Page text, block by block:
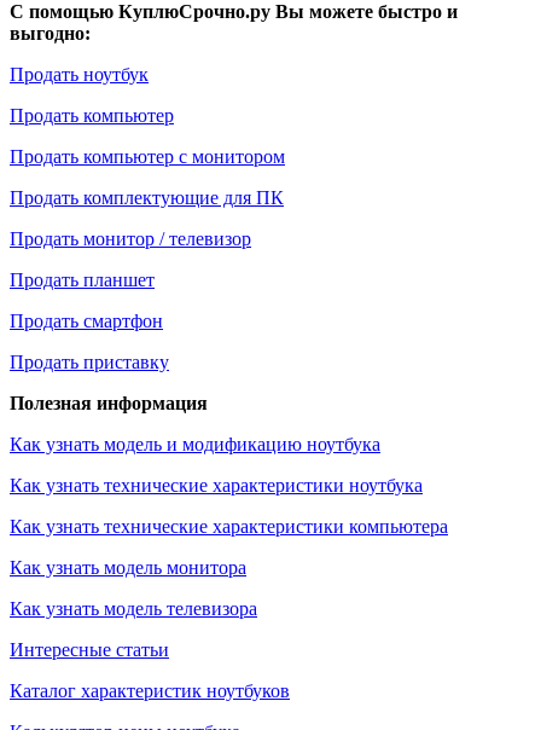
С помощью КуплюСрочно.ру Вы можете быстро и
выгодно:
Продать ноутбук
Продать компьютер
Продать компьютер с монитором
Продать комплектующие для ПК
Продать монитор / телевизор
Продать планшет
Продать смартфон
Продать приставку
Полезная информация
Как узнать модель и модификацию ноутбука
Как узнать технические характеристики ноутбука
Как узнать технические характеристики компьютера
Как узнать модель монитора
Как узнать модель телевизора
Интересные статьи
Каталог характеристик ноутбуков